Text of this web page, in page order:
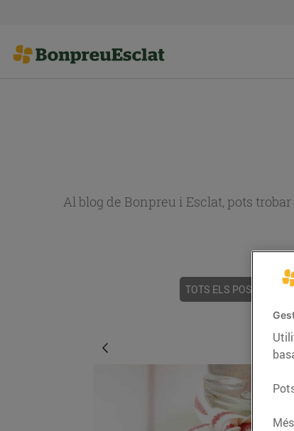
Al blog de Bonpreu i Esclat, pots
TOTS ELS POSTS